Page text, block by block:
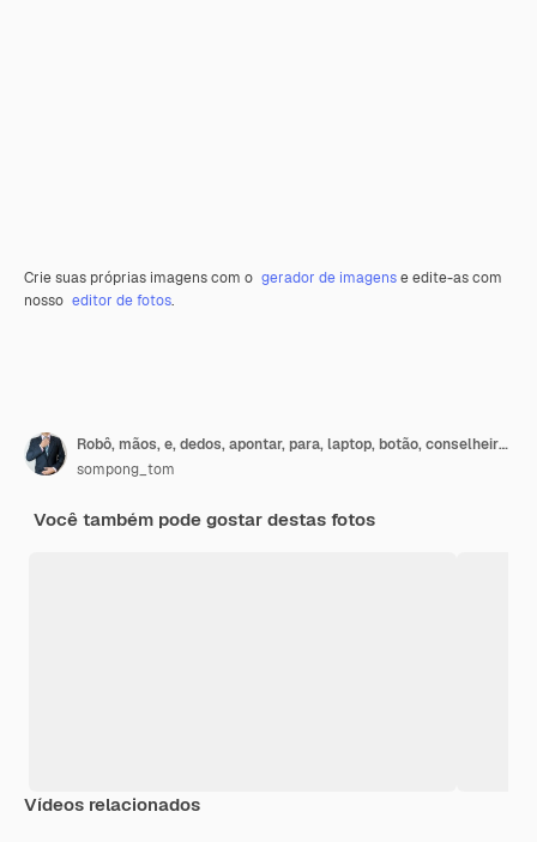
Crie suas próprias imagens com o gerador de imagense edite-as com
nosso editor de fotos.
Robô, mãos, e, dedos, apontar, para, laptop, botão, conselheiro, chatbot, robotic, inteligência artificial, conceito
sompong_tom
Você também pode gostar destas fotos
Vídeos relacionados